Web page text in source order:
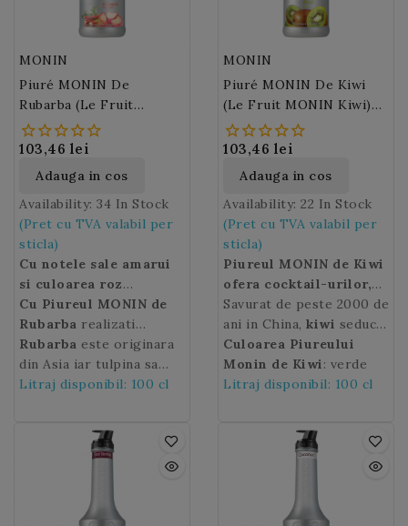
MONIN
Piuré MONIN De
Rubarba (Le Fruit
MONIN Rhubarb) 100 Cl
103,46 lei
Adauga in cos
Availability: 34 In Stock
(Pret cu TVA valabil per
sticla)
Cu notele sale amarui
si culoarea roz
stralucitoare, Piureul
MONIN de Rubarba
aduce o aroma dulce
limonadelor,
cocktailurilor sau
Cu Piureul MONIN de
Rubarba realizati
cocktailuri Tom Collins
sau Moscow Mules
exceptionale. De
crema englezeasca.
Rubarba este originara
din Asia iar tulpina sa
este comestibila. In
primii care au indraznit
sa foloseasca aceasta
ornamentala in bucataria
Litraj disponibil: 100 cl
MONIN
Piuré MONIN De Kiwi
(Le Fruit MONIN Kiwi)
100 Cl
103,46 lei
Adauga in cos
Availability: 22 In Stock
(Pret cu TVA valabil per
sticla)
Piureul MONIN de Kiwi
ofera cocktail-urilor,
smoothie-urilor si
deserturilor dvs o
culoare verde intensa
si un gust bun de kiwi
copt si dulce.
Savurat de peste 2000 de
ani in China, kiwi seduce
acum intreaga lume.
Numele fructuluikiwia
fost dat de neo-
acestuia, dupa numele
pasarii lor nationale,
un un fruct dulce si putin
Culoarea Piureului
Monin de Kiwi: verde
Litraj disponibil: 100 cl